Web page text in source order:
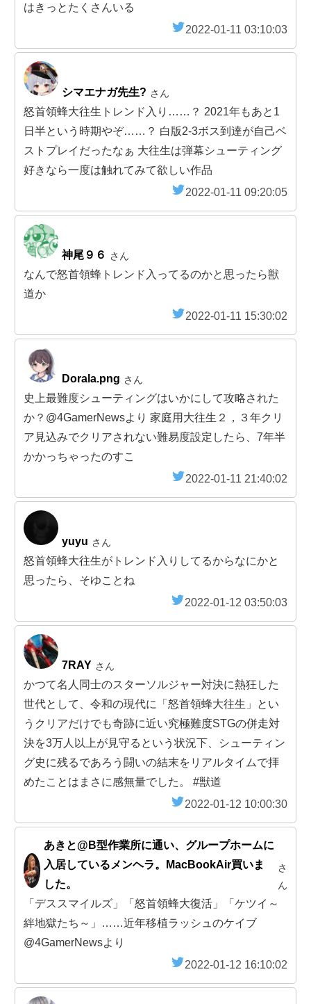
はきっとたくさんいる
2022-01-11 03:10:03
シマエナガ先生? さん
怒首領蜂大往生トレンド入り……？ 2021年もあと1
日半という時期やぞ……？ 白版2-3ボス到達が自己ベ
ストプレイだったなぁ 大往生は弾幕シューティング
好きなら一度は触れてみて欲しい作品
2022-01-11 09:20:05
神尾９６ さん
なんで怒首領蜂トレンド入ってるのかと思ったら獣
道か
2022-01-11 15:30:02
Dorala.png さん
史上最難度シューティングはいかにして攻略された
か？@4GamerNewsより 家庭用大往生２，３年クリ
ア見込みでクリアされない難易度設定したら、7年半
かかっちゃったのすこ
2022-01-11 21:40:02
yuyu さん
怒首領蜂大往生がトレンド入りしてるからなにかと
思ったら、そゆことね
2022-01-12 03:50:03
7RAY さん
かつて名人同士のスターソルジャー対決に熱狂した
世代として、令和の現代に「怒首領蜂大往生」とい
うクリアだけでも奇跡に近い究極難度STGの併走対
決を3万人以上が見守るという状況下、シューティン
グ史に残るであろう闘いの結末をリアルタイムで拝
めたことはまさに感無量でした。 #獣道
2022-01-12 10:00:30
あきと@B型作業所に通い、グループホームに
入居しているメンヘラ。MacBookAir買いま
した。
さ
ん
「デススマイルズ」「怒首領蜂大復活」「ケツイ～
絆地獄たち～」……近年移植ラッシュのケイブ
@4GamerNewsより
2022-01-12 16:10:02